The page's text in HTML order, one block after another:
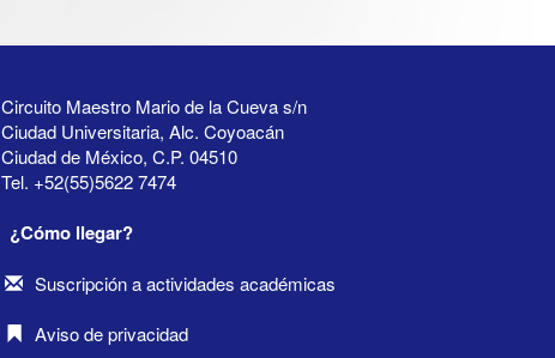
Circuito Maestro Mario de la Cueva s/n
Ciudad Universitaria, Alc. Coyoacán
Ciudad de México, C.P. 04510
Tel. +52(55)5622 7474
¿Cómo llegar?
Suscripción a actividades académicas
Aviso de privacidad